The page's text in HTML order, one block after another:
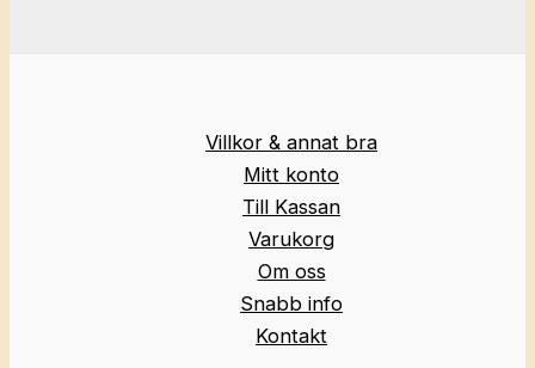
Villkor & annat bra
Mitt konto
Till Kassan
Varukorg
Om oss
Snabb info
Kontakt